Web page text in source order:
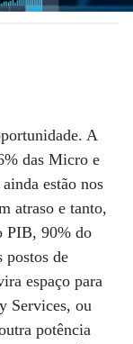
A
das Micro e
estão nos
atraso e tanto,
PIB, 90% do
postos de
espaço para
Services, ou
potência